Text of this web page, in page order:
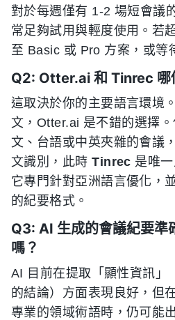
對於每週僅有 1-2 場短會議
常足夠試用與輕度使用。若
至 Basic 或 Pro 方案，或等
Q2: Otter.ai 和 Tinrec 哪
這取決於你的主要語言環境
文，Otter.ai 是不錯的選擇
文、台語或中英夾雜的會議
文識別，此時Tinrec 是唯
它專門針對亞洲語言優化，
的紀要格式。
Q3: AI 生成的會議紀要準
嗎？
AI 目前在提取「顯性資訊」
的結論）方面表現良好，但
專業的領域術語時，仍可能